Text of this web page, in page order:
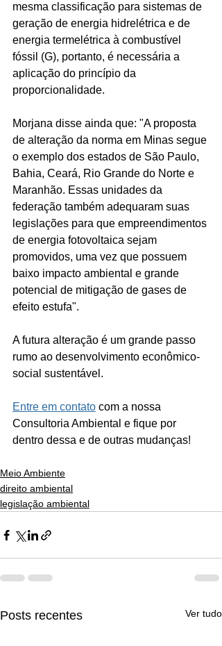
mesma classificação para sistemas de
geração de energia hidrelétrica e de
energia termelétrica à combustível
fóssil (G), portanto, é necessária a
aplicação do princípio da
proporcionalidade.
Morjana disse ainda que: "A proposta
de alteração da norma em Minas segue
o exemplo dos estados de São Paulo,
Bahia, Ceará, Rio Grande do Norte e
Maranhão. Essas unidades da
federação também adequaram suas
legislações para que empreendimentos
de energia fotovoltaica sejam
promovidos, uma vez que possuem
baixo impacto ambiental e grande
potencial de mitigação de gases de
efeito estufa".
A futura alteração é um grande passo
rumo ao desenvolvimento econômico-
social sustentável.
Entre em contato com a nossa
Consultoria Ambiental e fique por
dentro dessa e de outras mudanças!
Meio Ambiente
direito ambiental
legislação ambiental
Posts recentes Ver tudo